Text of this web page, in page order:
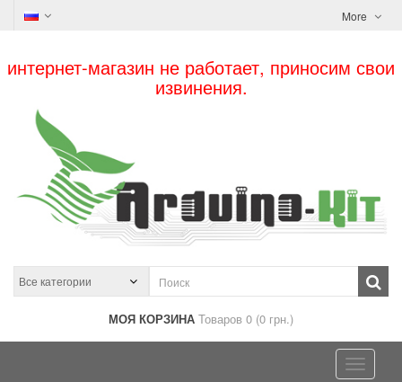
More
интернет-магазин не работает, приносим свои
извинения.
МОЯ КОРЗИНА Товаров 0 (0 грн.)